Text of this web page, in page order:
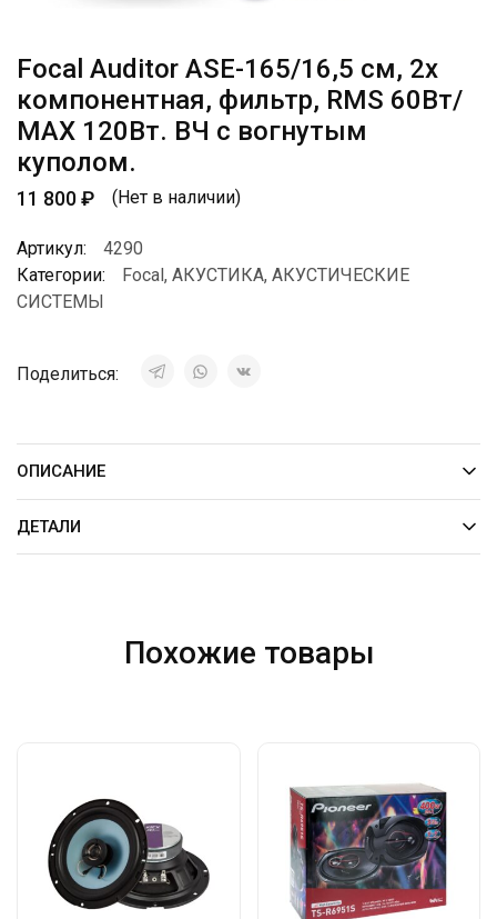
Focal Auditor ASE-165/16,5 см, 2х
компонентная, фильтр, RMS 60Вт/
МАХ 120Вт. ВЧ с вогнутым
куполом.
11 800₽ (Нет в наличии)
Артикул:
4290
Категории:
Focal, АКУСТИКА, АКУСТИЧЕСКИЕ
СИСТЕМЫ
Поделиться:
ОПИСАНИЕ
ДЕТАЛИ
Похожие товары